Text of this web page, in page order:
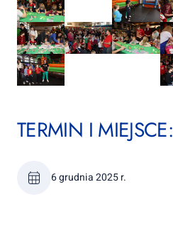
TERMIN I MIEJSCE:
6 grudnia 2025 r.